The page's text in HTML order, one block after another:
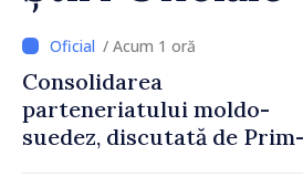
/ Acum 1 oră
Consolidarea
parteneriatului moldo-
suedez, discutată de Prim-